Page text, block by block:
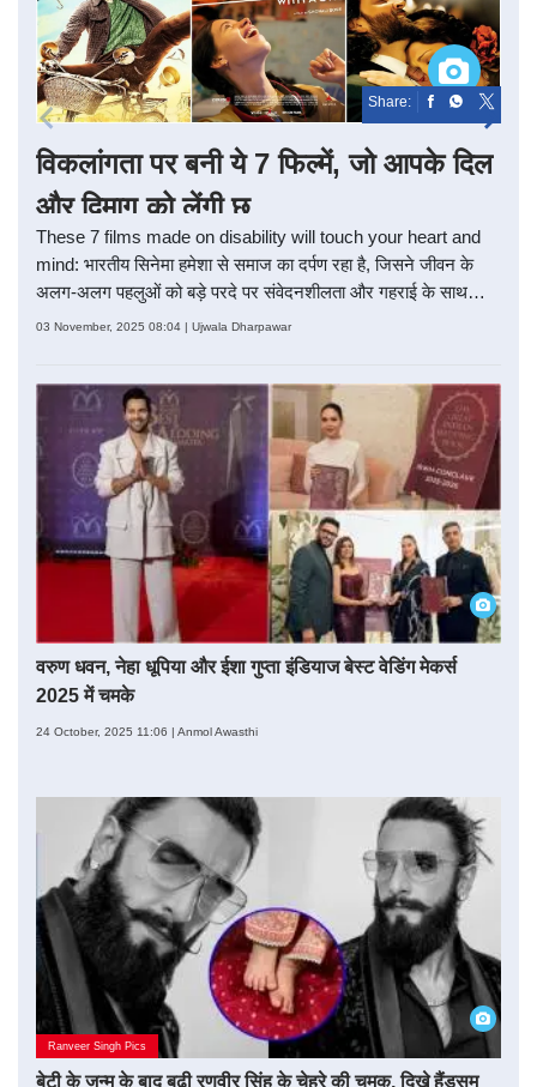
Share:
विकलांगता पर बनी ये 7 फिल्में, जो आपके दिल
और दिमाग को लेंगी छू
These 7 films made on disability will touch your heart and
mind: भारतीय सिनेमा हमेशा से समाज का दर्पण रहा है, जिसने जीवन के
अलग-अलग पहलुओं को बड़े परदे पर संवेदनशीलता और गहराई के साथ
प्रस्तुत किया है. विकलांगता जैसे विषय को भी बॉलीवुड ने सिर्फ़ एक चुनौती के
फिल्में हों या आमिर ख़ान की तारे ज़मीन पर जैसी दिल को छू लेने वाली कहानी
—इन फिल्मों ने यह साबित किया कि दिव्यांग व्यक्तियों की ज़िंदगी केवल
कठिनाइयों से नहीं, बल्कि प्रेरणा और उपलब्धियों से भी भरी होती है. इन
फिल्मों ने न सिर्फ दर्शकों का मनोरंजन किया बल्कि समाज को सोचने पर
मजबूर किया और दिव्यांगजनों के प्रति सकारात्मक दृष्टिकोण विकसित करने
में मदद की.
03 November, 2025 08:04 | Ujwala Dharpawar
वरुण धवन, नेहा धूपिया और ईशा गुप्ता इंडियाज बेस्ट वेडिंग मेकर्स
2025 में चमके
24 October, 2025 11:06 | Anmol Awasthi
Ranveer Singh Pics
बेटी के जन्म के बाद बढ़ी रणवीर सिंह के चेहरे की चमक, दिखे हैंडसम